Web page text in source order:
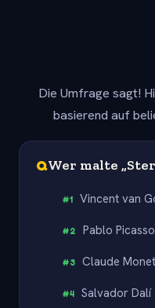
Die Umfrage sagt!
basierend auf
QWer malte
#1 Vincent van
#2 Pablo Picasso
#3 Claude Monet
#4 Salvador Dalí